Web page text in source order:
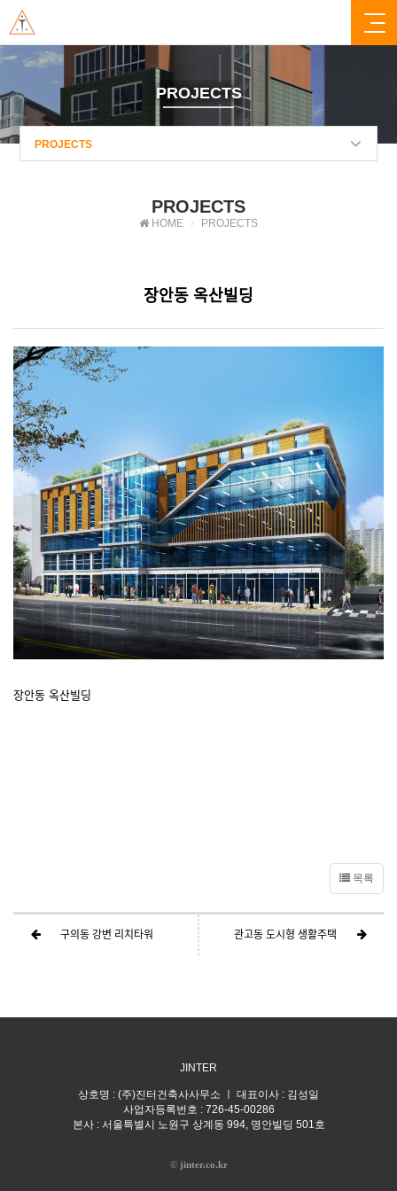
PROJECTS
PROJECTS
PROJECTS
HOME PROJECTS
장안동 옥산빌딩
장안동 옥산빌딩
목록
구의동 강변 리치타워 관고동 도시형 생활주택
JINTER
상호명 : (주)진터건축사사무소 ㅣ 대표이사 : 김성일
사업자등록번호 : 726-45-00286
본사 : 서울특별시 노원구 상계동 994, 명안빌딩 501호
© jinter.co.kr